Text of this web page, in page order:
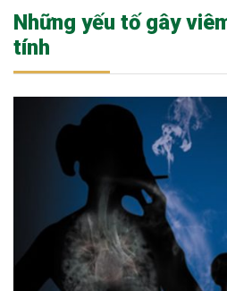
Sau Sinh Có Tự Khỏi
Thông Tin Cần Biết
Những yếu tố gây
tính